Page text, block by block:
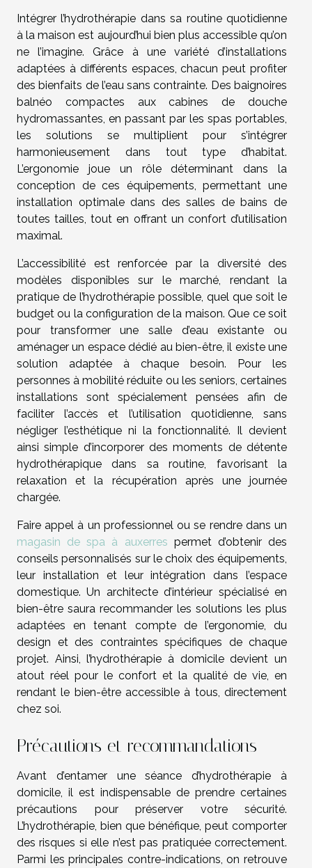
Intégrer l’hydrothérapie dans sa routine quotidienne
à la maison est aujourd’hui bien plus accessible qu’on
ne l’imagine. Grâce à une variété d’installations
adaptées à différents espaces, chacun peut profiter
des bienfaits de l’eau sans contrainte. Des baignoires
balnéo compactes aux cabines de douche
hydromassantes, en passant par les spas portables,
les solutions se multiplient pour s’intégrer
harmonieusement dans tout type d’habitat.
L’ergonomie joue un rôle déterminant dans la
conception de ces équipements, permettant une
installation optimale dans des salles de bains de
toutes tailles, tout en offrant un confort d’utilisation
maximal.
L’accessibilité est renforcée par la diversité des
modèles disponibles sur le marché, rendant la
pratique de l’hydrothérapie possible, quel que soit le
budget ou la configuration de la maison. Que ce soit
pour transformer une salle d’eau existante ou
aménager un espace dédié au bien-être, il existe une
solution adaptée à chaque besoin. Pour les
personnes à mobilité réduite ou les seniors, certaines
installations sont spécialement pensées afin de
faciliter l’accès et l’utilisation quotidienne, sans
négliger l’esthétique ni la fonctionnalité. Il devient
ainsi simple d’incorporer des moments de détente
hydrothérapique dans sa routine, favorisant la
relaxation et la récupération après une journée
chargée.
Faire appel à un professionnel ou se rendre dans un
magasin de spa à auxerres permet d’obtenir des
conseils personnalisés sur le choix des équipements,
leur installation et leur intégration dans l’espace
domestique. Un architecte d’intérieur spécialisé en
bien-être saura recommander les solutions les plus
adaptées en tenant compte de l’ergonomie, du
design et des contraintes spécifiques de chaque
projet. Ainsi, l’hydrothérapie à domicile devient un
atout réel pour le confort et la qualité de vie, en
rendant le bien-être accessible à tous, directement
chez soi.
Précautions et recommandations
Avant d’entamer une séance d’hydrothérapie à
domicile, il est indispensable de prendre certaines
précautions pour préserver votre sécurité.
L’hydrothérapie, bien que bénéfique, peut comporter
des risques si elle n’est pas pratiquée correctement.
Parmi les principales contre-indications, on retrouve